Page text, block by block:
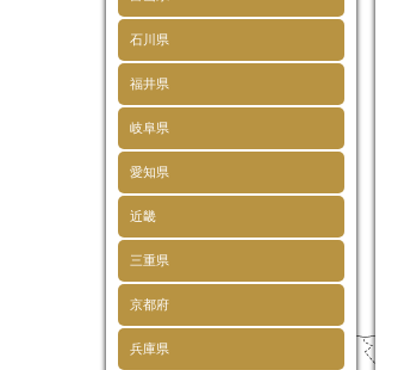
石川県
福井県
岐阜県
愛知県
近畿
三重県
京都府
兵庫県